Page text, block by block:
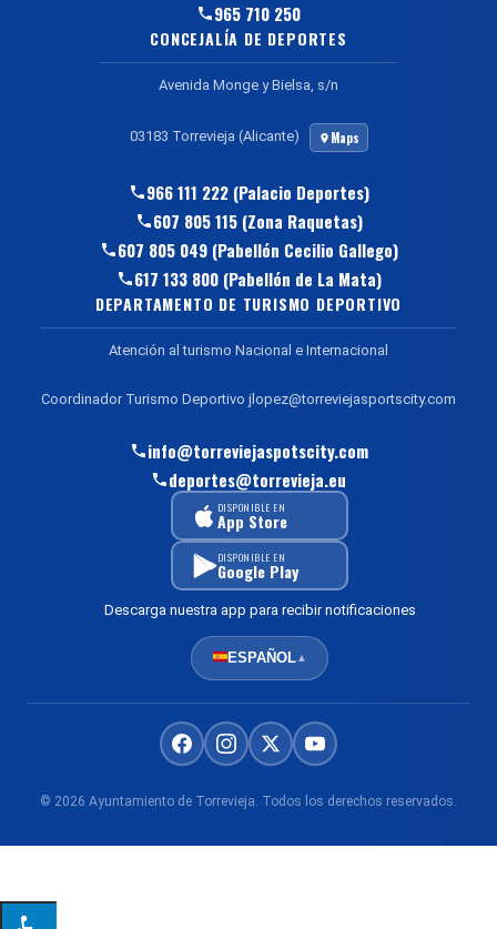
965 710 250
CONCEJALÍA DE DEPORTES
Avenida Monge y Bielsa, s/n
03183 Torrevieja (Alicante) Maps
966 111 222 (Palacio Deportes)
607 805 115 (Zona Raquetas)
607 805 049 (Pabellón Cecilio Gallego)
617 133 800 (Pabellón de La Mata)
DEPARTAMENTO DE TURISMO DEPORTIVO
Atención al turismo Nacional e Internacional
Coordinador Turismo Deportivo jlopez@torreviejasportscity.com
info@torreviejaspotscity.com
deportes@torrevieja.eu
DISPONIBLE EN
App Store
DISPONIBLE EN
Google Play
Descarga nuestra app para recibir notificaciones
ESPAÑOL▲
© 2026 Ayuntamiento de Torrevieja. Todos los derechos reservados.